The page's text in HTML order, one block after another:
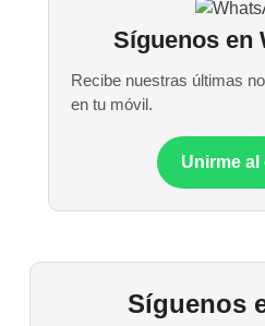
Síguenos en
Recibe nuestras últimas
en tu móvil.
Unirme al
Síguenos